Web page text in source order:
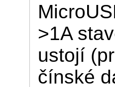
>1A
ustojí
čínské